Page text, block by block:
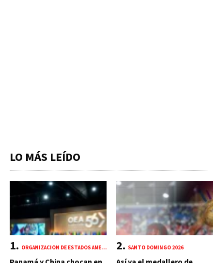
LO MÁS LEÍDO
ORGANIZACIÓN DE ESTADOS AMERICANOS (OEA) SANTO DOMINGO 2026